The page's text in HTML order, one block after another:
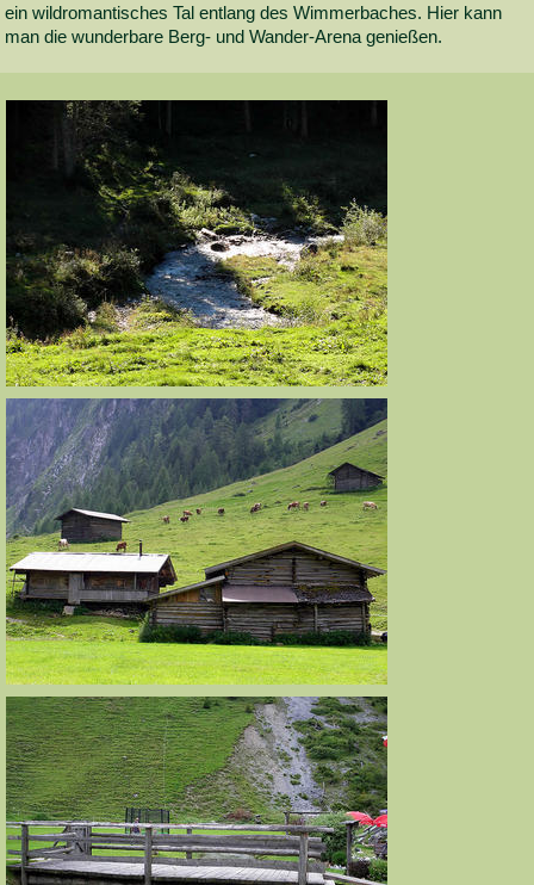
ein wildromantisches Tal entlang des Wimmerbaches. Hier kann
man die wunderbare Berg- und Wander-Arena genießen.